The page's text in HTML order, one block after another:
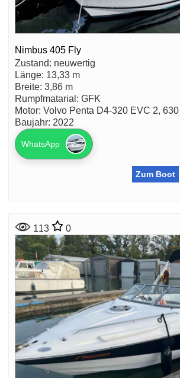
Nimbus 405 Fly
Zustand: neuwertig
Länge: 13,33 m
Breite: 3,86 m
Rumpfmatarial: GFK
Motor: Volvo Penta D4-320 EVC 2,
Baujahr: 2022
WhatsApp
Zum Boot
113 0